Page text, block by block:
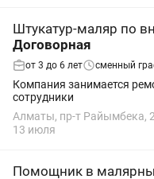
Штукатур-маляр по
Договорная
от 3 до 6 лет сменный
Компания занимается
сотрудники
Алматы, пр-т Райымбека,
13 июля
Помощник в